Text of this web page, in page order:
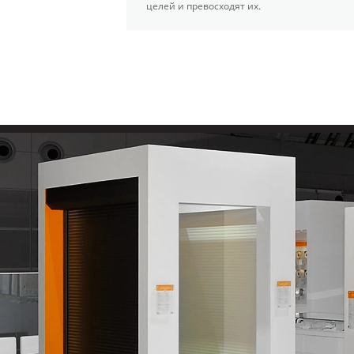
целей и превосходят их.